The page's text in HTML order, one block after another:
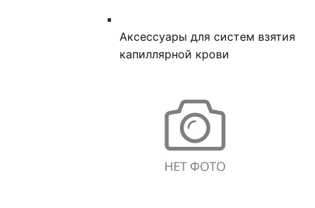
Аксессуары для систем взятия
капиллярной крови